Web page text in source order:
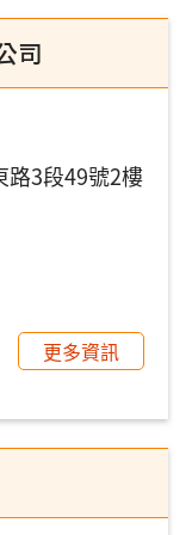
司
路3段49號2樓
更多資訊